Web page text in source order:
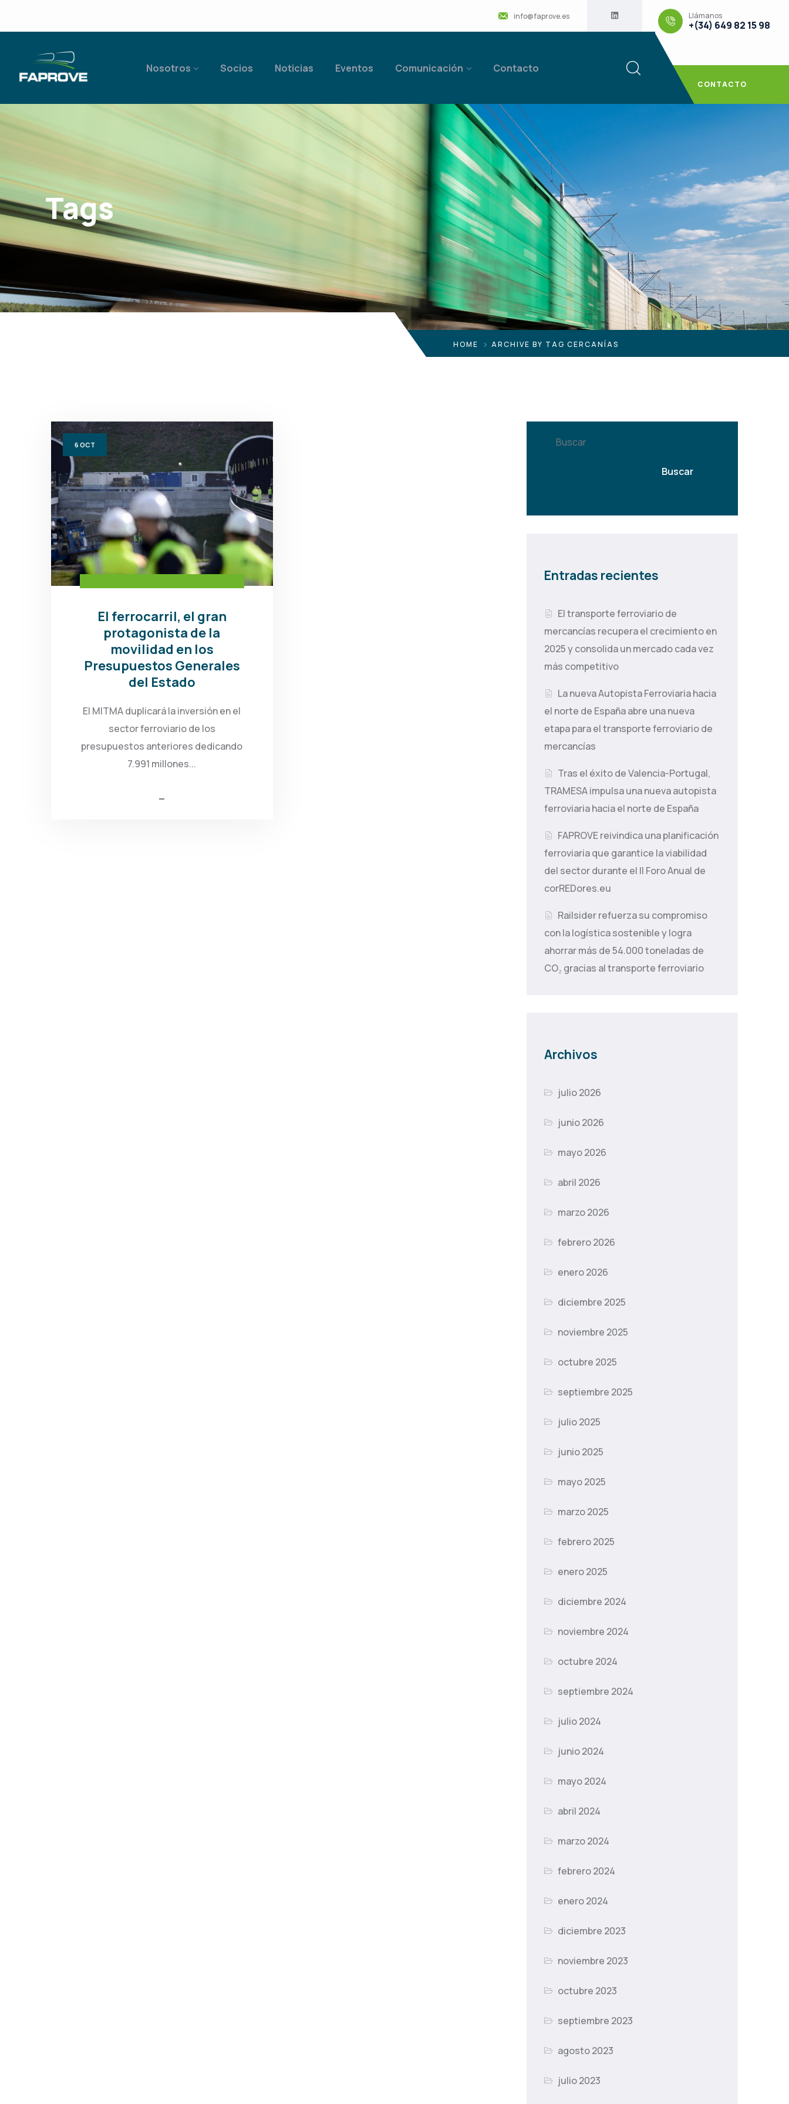
info@faprove.es Llámanos
+(34) 649 82 15 98
Nosotros Socios Noticias Eventos Comunicación Contacto
CONTACTO
Tags
HOME ARCHIVE BY TAG CERCANÍAS
6 OCT
El ferrocarril, el gran
protagonista de la
movilidad en los
Presupuestos Generales
del Estado
El MITMA duplicará la inversión en el
sector ferroviario de los
presupuestos anteriores dedicando
7.991 millones...
Buscar
Buscar
Entradas recientes
El transporte ferroviario de
mercancías recupera el crecimiento en
2025 y consolida un mercado cada vez
más competitivo
La nueva Autopista Ferroviaria hacia
el norte de España abre una nueva
etapa para el transporte ferroviario de
mercancías
Tras el éxito de Valencia-Portugal,
TRAMESA impulsa una nueva autopista
ferroviaria hacia el norte de España
FAPROVE reivindica una planificación
ferroviaria que garantice la viabilidad
del sector durante el II Foro Anual de
corREDores.eu
Railsider refuerza su compromiso
con la logística sostenible y logra
ahorrar más de 54.000 toneladas de
CO₂ gracias al transporte ferroviario
Archivos
julio 2026
junio 2026
mayo 2026
abril 2026
marzo 2026
febrero 2026
enero 2026
diciembre 2025
noviembre 2025
octubre 2025
septiembre 2025
julio 2025
junio 2025
mayo 2025
marzo 2025
febrero 2025
enero 2025
diciembre 2024
noviembre 2024
octubre 2024
septiembre 2024
julio 2024
junio 2024
mayo 2024
abril 2024
marzo 2024
febrero 2024
enero 2024
diciembre 2023
noviembre 2023
octubre 2023
septiembre 2023
agosto 2023
julio 2023